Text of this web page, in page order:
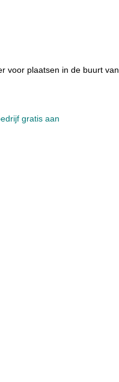
voor plaatsen in de buurt
gratis aan